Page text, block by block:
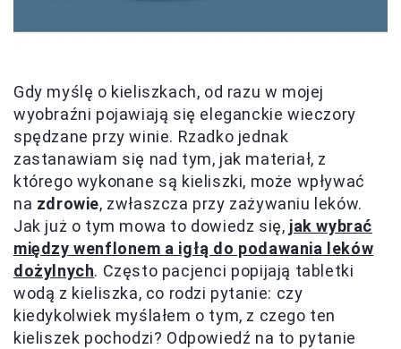
Gdy myślę o kieliszkach, od razu w mojej
wyobraźni pojawiają się eleganckie wieczory
spędzane przy winie. Rzadko jednak
zastanawiam się nad tym, jak materiał, z
którego wykonane są kieliszki, może wpływać
na zdrowie, zwłaszcza przy zażywaniu leków.
Jak już o tym mowa to dowiedz się, jak wybrać
między wenflonem a igłą do podawania leków
dożylnych. Często pacjenci popijają tabletki
wodą z kieliszka, co rodzi pytanie: czy
kiedykolwiek myślałem o tym, z czego ten
kieliszek pochodzi? Odpowiedź na to pytanie